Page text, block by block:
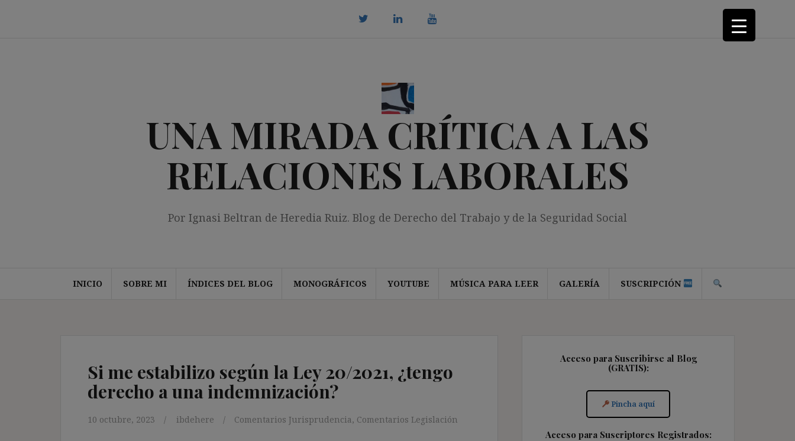
UNA MIRADA CRÍTICA A LAS
RELACIONES LABORALES
Por Ignasi Beltran de Heredia Ruiz. Blog de Derecho del Trabajo y de la Seguridad Social
INICIO SOBRE MI ÍNDICES DEL BLOG MONOGRÁFICOS YOUTUBE MÚSICA PARA LEER GALERÍA SUSCRIPCIÓN
Si me estabilizo según la Ley 20/2021, ¿tengo
derecho a una indemnización?
10 octubre, 2023 ibdehere Comentarios Jurisprudencia, Comentarios Legislación
Acceso para Suscribirse al Blog
(GRATIS):
Pincha aquí
Acceso para Suscriptores Registrados: